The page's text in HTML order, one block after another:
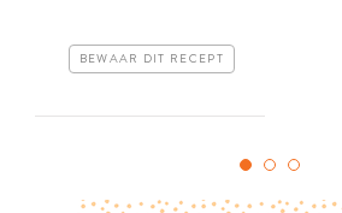
BEWAAR DIT RECEPT